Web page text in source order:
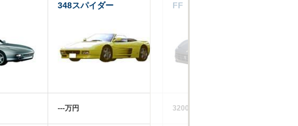
348スパイダー
‐‐‐万円
FF
3200万円